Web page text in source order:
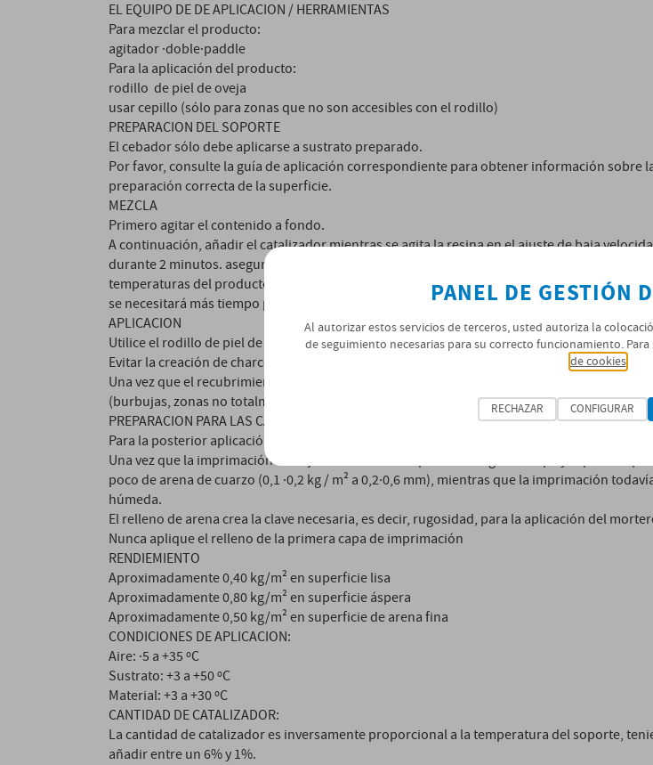
EL EQUIPO DE DE APLICACION / HERRAMIENTAS
Para mezclar el producto:
agitador ·doble·paddle
Para la aplicación del producto:
rodillo de piel de oveja
usar cepillo (sólo para zonas que no son accesibles con el rodillo)
PREPARACION DEL SOPORTE
El cebador sólo debe aplicarse a sustrato preparado.
Por favor, consulte la guía de aplicación correspondiente para obtener información sobre
preparación correcta de la superficie.
MEZCLA
Primero agitar el contenido a fondo.
A continuación, añadir el catalizador mientras se agita la resina en el ajuste de baja
durante 2 minutos. asegurarse de que el producto en la base y los lados del recipiente se
temperaturas del producto <10 º C el producto debe agitarse durante 4 minutos, ya que el
se necesitará más tiempo para disolverse.
APLICACION
Utilice el rodillo de piel de oveja para aplicar una capa de imprimación incluso formador de
Evitar la creación de charcos de imprimación
Una vez que el recubrimiento haya curado, aplique una segunda capa para cubrir los
(burbujas, zonas no totalmente recubierto)
PREPARACION PARA LAS CAPAS PORTERIORES
Para la posterior aplicación de Alsan 072 RS:
Una vez que la imprimación se haya endurecido se aplica una segunda capa y la parte
poco de arena de cuarzo (0,1 ·0,2 kg / m² a 0,2·0,6 mm), mientras que la imprimación
húmeda.
El relleno de arena crea la clave necesaria, es decir, rugosidad, para la aplicación del
Nunca aplique el relleno de la primera capa de imprimación
RENDIEMIENTO
Aproximadamente 0,40 kg/m² en superficie lisa
Aproximadamente 0,80 kg/m² en superficie áspera
Aproximadamente 0,50 kg/m² en superficie de arena fina
CONDICIONES DE APLICACION:
Aire: ·5 a +35 ºC
Sustrato: +3 a +50 ºC
Material: +3 a +30 ºC
CANTIDAD DE CATALIZADOR:
La cantidad de catalizador es inversamente proporcional a la temperatura del soporte,
añadir entre un 6% y 1%.
PANEL DE GESTIÓN
Al autorizar estos servicios de terceros, usted autoriza la
de seguimiento necesarias para su correcto funcionamiento.
de cookies
RECHAZAR CONFIGURAR